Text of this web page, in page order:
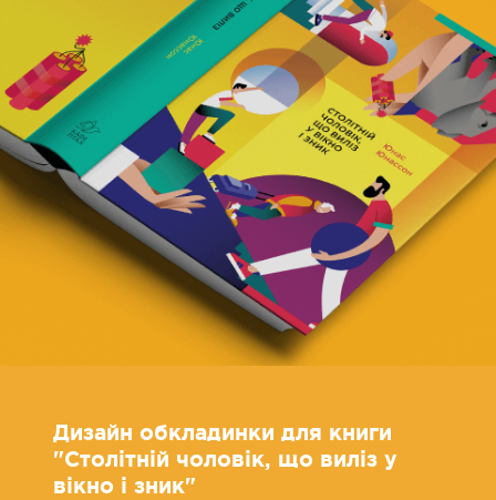
Дизайн обкладинки для книги
"Столітній чоловік, що виліз у
вікно і зник"